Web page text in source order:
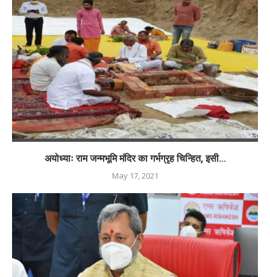
अयोध्याः राम जन्मभूमि मंदिर का गर्भग्रृह चिन्हित, इसी...
May 17, 2021